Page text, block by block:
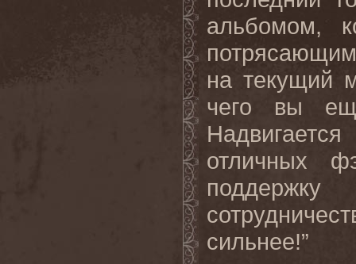
альбомом,
на текущий
чего вы
Надвигается
отличных
сильнее!”